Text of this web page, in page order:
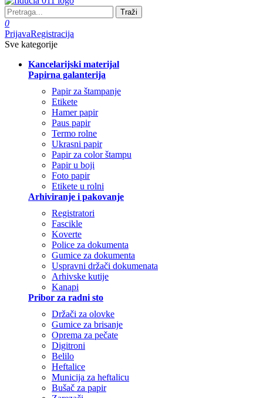
Traži
0
PrijavaRegistracija
Sve kategorije
Kancelarijski materijal
Papirna galanterija
Papir za štampanje
Etikete
Hamer papir
Paus papir
Termo rolne
Ukrasni papir
Papir za color štampu
Papir u boji
Foto papir
Etikete u rolni
Arhiviranje i pakovanje
Registratori
Fascikle
Koverte
Police za dokumenta
Gumice za dokumenta
Uspravni držači dokumenata
Arhivske kutije
Kanapi
Pribor za radni sto
Držači za olovke
Gumice za brisanje
Oprema za pečate
Digitroni
Belilo
Heftalice
Municija za heftalicu
Bušač za papir